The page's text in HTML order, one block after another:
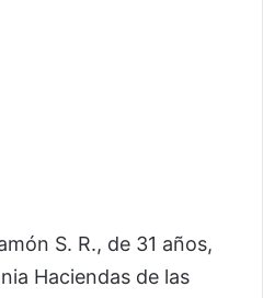
S. R., de 31 años,
Haciendas de las